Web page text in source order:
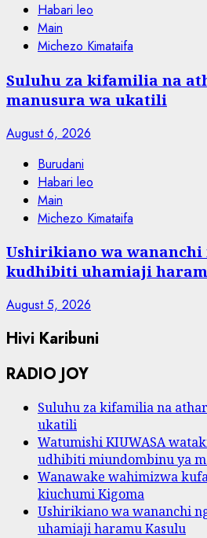
Habari leo
Main
Michezo Kimataifa
Suluhu za kifamilia na
manusura wa ukatili
August 6, 2026
Burudani
Habari leo
Main
Michezo Kimataifa
Ushirikiano wa
kudhibiti uhamiaji
August 5, 2026
Hivi Karibuni
RADIO JOY
Suluhu za kifamilia na
ukatili
Watumishi KIUWASA
udhibiti miundombinu ya
Wanawake wahimizwa
kiuchumi Kigoma
Ushirikiano wa wananchi
uhamiaji haramu Kasulu